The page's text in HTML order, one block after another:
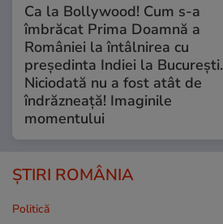
Ca la Bollywood! Cum s-a
îmbrăcat Prima Doamnă a
României la întâlnirea cu
președinta Indiei la București.
Niciodată nu a fost atât de
îndrăzneață! Imaginile
momentului
ȘTIRI ROMÂNIA
Politică